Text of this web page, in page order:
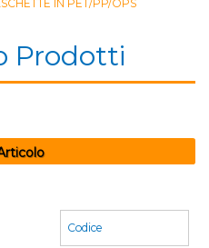
IN PET/PP/OPS
Prodotti